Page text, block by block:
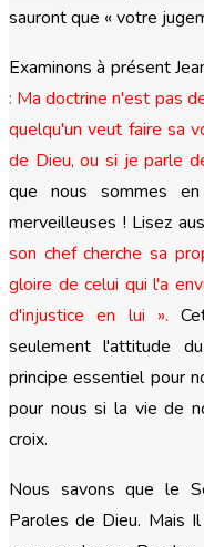
sauront que « votre
Examinons à présent
: Ma doctrine n'est pas
quelqu'un veut faire sa
de Dieu, ou si je parle
que nous sommes
merveilleuses ! Lisez
son chef cherche sa
gloire de celui qui l'a
d'injustice en lui ».
seulement l'attitude
principe essentiel pour
pour nous si la vie de
croix.
Nous savons que le
Paroles de Dieu. Mais